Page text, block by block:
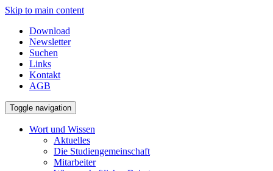
Skip to main content
Download
Newsletter
Suchen
Links
Kontakt
AGB
Toggle navigation
Wort und Wissen
Aktuelles
Die Studiengemeinschaft
Mitarbeiter